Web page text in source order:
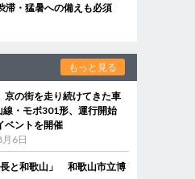
滞・猛暑への備えも必須
もっと見る
京の街を走り続けてきた車
・モボ301形、運行開始
ベントを開催
6日
と和歌山」 和歌山市立博